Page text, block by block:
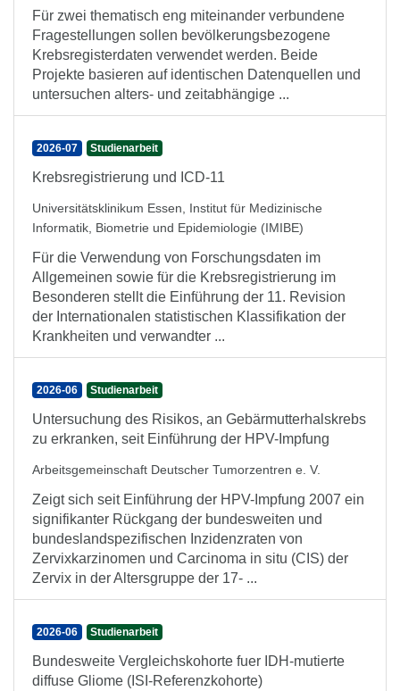
Für zwei thematisch eng miteinander verbundene
Fragestellungen sollen bevölkerungsbezogene
Krebsregisterdaten verwendet werden. Beide
Projekte basieren auf identischen Datenquellen und
untersuchen alters- und zeitabhängige ...
2026-07 Studienarbeit
Krebsregistrierung und ICD-11
Universitätsklinikum Essen, Institut für Medizinische
Informatik, Biometrie und Epidemiologie (IMIBE)
Für die Verwendung von Forschungsdaten im
Allgemeinen sowie für die Krebsregistrierung im
Besonderen stellt die Einführung der 11. Revision
der Internationalen statistischen Klassifikation der
Krankheiten und verwandter ...
2026-06 Studienarbeit
Untersuchung des Risikos, an Gebärmutterhalskrebs
zu erkranken, seit Einführung der HPV-Impfung
Arbeitsgemeinschaft Deutscher Tumorzentren e. V.
Zeigt sich seit Einführung der HPV-Impfung 2007 ein
signifikanter Rückgang der bundesweiten und
bundeslandspezifischen Inzidenzraten von
Zervixkarzinomen und Carcinoma in situ (CIS) der
Zervix in der Altersgruppe der 17- ...
2026-06 Studienarbeit
Bundesweite Vergleichskohorte fuer IDH-mutierte
diffuse Gliome (ISI-Referenzkohorte)